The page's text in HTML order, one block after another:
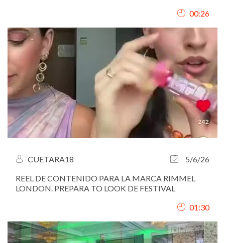
00:26
CUETARA18
5/6/26
REEL DE CONTENIDO PARA LA MARCA RIMMEL
LONDON. PREPARA TO LOOK DE FESTIVAL
01:30